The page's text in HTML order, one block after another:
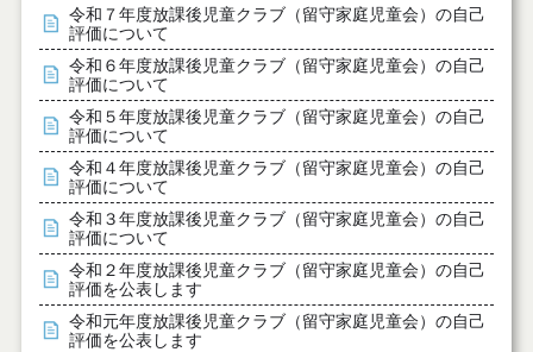
令和７年度放課後児童クラブ（留守家庭児童会）の自己
評価について
令和６年度放課後児童クラブ（留守家庭児童会）の自己
評価について
令和５年度放課後児童クラブ（留守家庭児童会）の自己
評価について
令和４年度放課後児童クラブ（留守家庭児童会）の自己
評価について
令和３年度放課後児童クラブ（留守家庭児童会）の自己
評価について
令和２年度放課後児童クラブ（留守家庭児童会）の自己
評価を公表します
令和元年度放課後児童クラブ（留守家庭児童会）の自己
評価を公表します